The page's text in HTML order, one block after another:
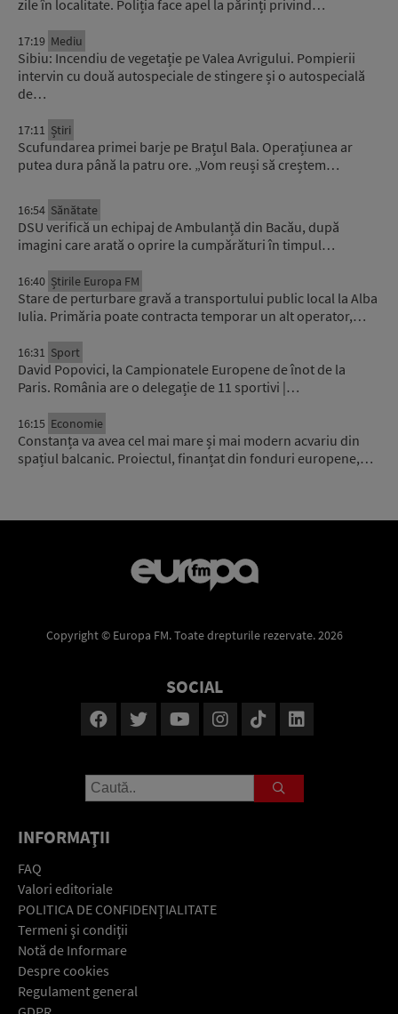
zile în localitate. Poliția face apel la părinți privind…
17:19 Mediu
Sibiu: Incendiu de vegetație pe Valea Avrigului. Pompierii
intervin cu două autospeciale de stingere și o autospecială
de…
17:11 Știri
Scufundarea primei barje pe Brațul Bala. Operațiunea ar
putea dura până la patru ore. „Vom reuși să creștem…
16:54 Sănătate
DSU verifică un echipaj de Ambulanță din Bacău, după
imagini care arată o oprire la cumpărături în timpul…
16:40 Știrile Europa FM
Stare de perturbare gravă a transportului public local la Alba
Iulia. Primăria poate contracta temporar un alt operator,…
16:31 Sport
David Popovici, la Campionatele Europene de înot de la
Paris. România are o delegație de 11 sportivi |…
16:15 Economie
Constanța va avea cel mai mare și mai modern acvariu din
spațiul balcanic. Proiectul, finanțat din fonduri europene,…
Copyright © Europa FM. Toate drepturile rezervate. 2026
SOCIAL
INFORMAŢII
FAQ
Valori editoriale
POLITICA DE CONFIDENŢIALITATE
Termeni şi condiţii
Notă de Informare
Despre cookies
Regulament general